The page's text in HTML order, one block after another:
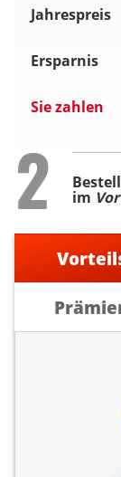
Jahrespreis
Ersparnis
Sie zahlen
2 im